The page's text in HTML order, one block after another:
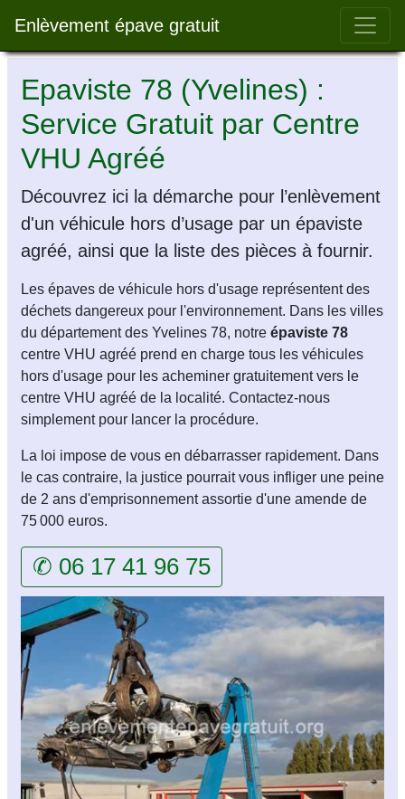
Enlèvement épave gratuit Bar
Epaviste 78 (Yvelines) :
Service Gratuit par Centre
VHU Agréé
Découvrez ici la démarche pour l’enlèvement
d'un véhicule hors d’usage par un épaviste
agréé, ainsi que la liste des pièces à fournir.
Les épaves de véhicule hors d'usage représentent des
déchets dangereux pour l'environnement. Dans les villes
du département des Yvelines 78, notre épaviste 78
centre VHU agréé prend en charge tous les véhicules
hors d'usage pour les acheminer gratuitement vers le
centre VHU agréé de la localité. Contactez-nous
simplement pour lancer la procédure.
La loi impose de vous en débarrasser rapidement. Dans
le cas contraire, la justice pourrait vous infliger une peine
de 2 ans d'emprisonnement assortie d'une amende de
75 000 euros.
✆ 06 17 41 96 75